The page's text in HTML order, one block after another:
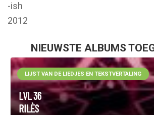
-ish
2012
NIEUWSTE ALBUMS
LVL 36
RILÈS
LIJST VAN DE LIEDJES EN TEKSTVERTALING